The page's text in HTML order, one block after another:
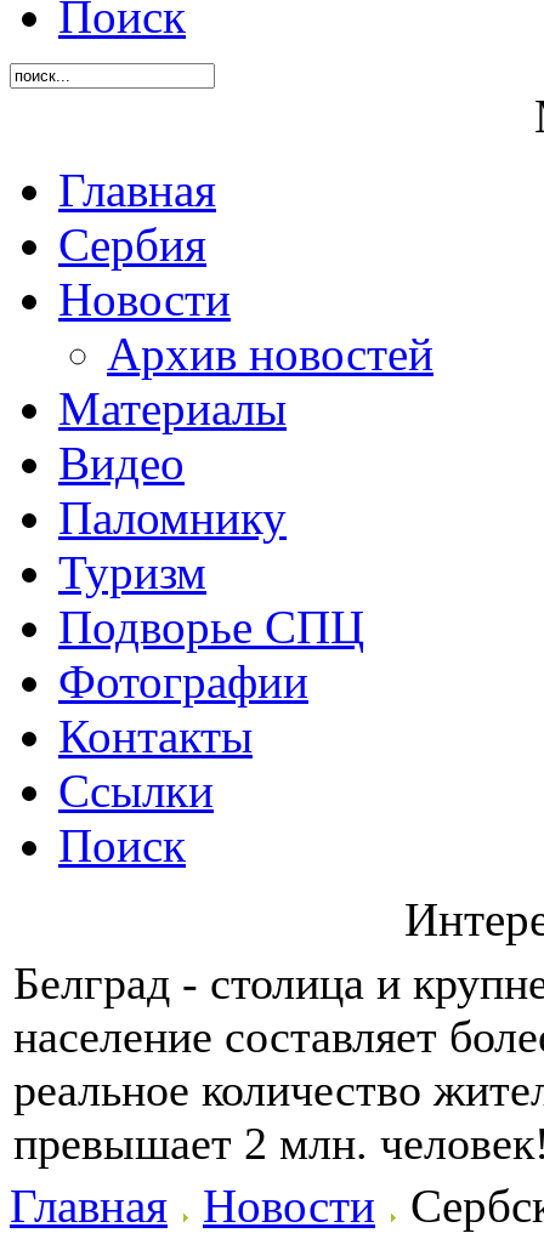
Поиск
Главная
Сербия
Новости
Архив новостей
Материалы
Видео
Паломнику
Туризм
Подворье СПЦ
Фотографии
Контакты
Ссылки
Поиск
Белград - столица и
население составляет
реальное количество
превышает 2 млн.
Главная Новости